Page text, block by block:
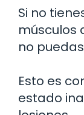
Si no
músculos
no
Esto es
estado